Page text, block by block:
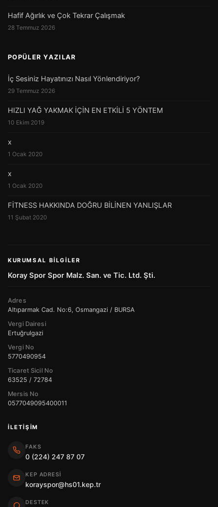
Hafif Ağırlık ve Çok Tekrar Çalışmak
28 Temmuz 2026
POPÜLER YAZILAR
İç Sesiniz Hayatınızı Nasıl Yönlendiriyor?
29 Temmuz 2026
HIZLI YAĞ YAKMAK İÇİN EN ETKİLİ 5 YÖNTEM
10 Ekim 2019
x
1 Ocak 2020
x
1 Ocak 2020
FİTNESS HAKKINDA DOĞRU BİLİNEN YANLIŞLAR
11 Şubat 2020
KURUMSAL BILGILER
Koray Spor Spor Malz. San. ve Tic. Ltd. Şti.
Adres
Altıparmak Cad. No:6, Osmangazi / BURSA
Vergi Dairesi
Ertuğrulgazi
Vergi No
5770490954
Ticaret Sicil No
63525 / 72784
Mersis No
0577049095400011
İLETIŞIM
FAKS
0 (224) 247 87 07
KEP ADRESI
korayspor@hs01.kep.tr
DESTEK